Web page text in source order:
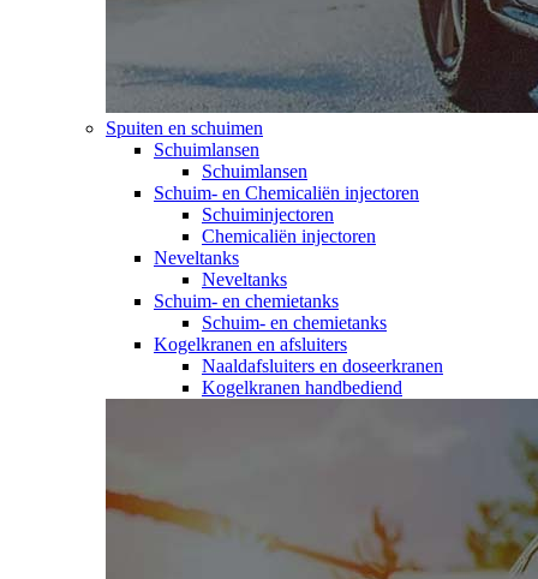
Spuiten en schuimen
Schuimlansen
Schuimlansen
Schuim- en Chemicaliën injectoren
Schuiminjectoren
Chemicaliën injectoren
Neveltanks
Neveltanks
Schuim- en chemietanks
Schuim- en chemietanks
Kogelkranen en afsluiters
Naaldafsluiters en doseerkranen
Kogelkranen handbediend